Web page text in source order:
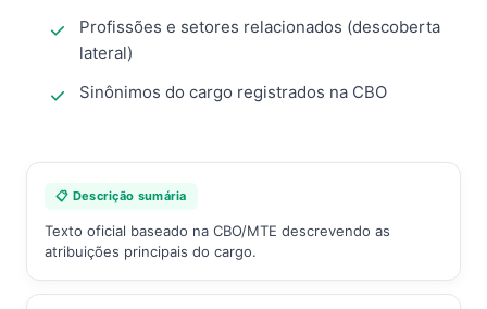
Profissões e setores relacionados (descoberta
lateral)
Sinônimos do cargo registrados na CBO
📋 Descrição sumária
Texto oficial baseado na CBO/MTE descrevendo as
atribuições principais do cargo.